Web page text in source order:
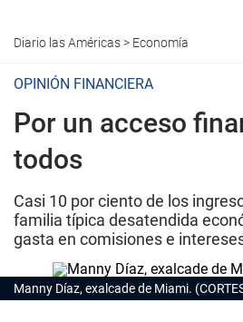
Diario las Américas> Economía
OPINIÓN FINANCIERA
Por un acceso
todos
Casi 10 por ciento de los
familia típica desatendida
gasta en comisiones e
Manny Díaz, exalcade de Miami.